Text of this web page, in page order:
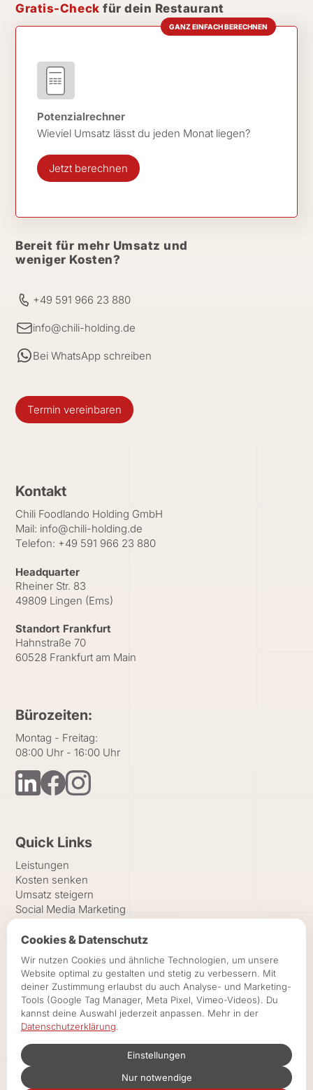
Bereit für mehr Umsatz und
weniger Kosten?
+49 591 966 23 880
info@chili-holding.de
Bei WhatsApp schreiben
Termin vereinbaren
Gratis-Check für dein Restaurant
Potenzialrechner
Wieviel Umsatz lässt du jeden Monat liegen?
Jetzt berechnen
GANZ EINFACH BERECHNEN
Kontakt
Chili Foodlando Holding GmbH
Mail: info@chili-holding.de
Telefon: +49 591 966 23 880
Headquarter
Rheiner Str. 83
49809 Lingen (Ems)
Standort Frankfurt
Hahnstraße 70
60528 Frankfurt am Main
Bürozeiten:
Montag - Freitag:
08:00 Uhr - 16:00 Uhr
Quick Links
Leistungen
Kosten senken
Umsatz steigern
Social Media Marketing
Speisekarten-Design
Google & Local SEO
Google Ads
Veranstaltungen & Catering
Recruiting & Employer Branding
Preise
Karriere
Referenzen
Kontakt
Sparpotenzial berechnen
Cookies & Datenschutz
Wir nutzen Cookies und ähnliche Technologien, um unsere
Website optimal zu gestalten und stetig zu verbessern. Mit
deiner Zustimmung erlaubst du auch Analyse- und Marketing-
Tools (Google Tag Manager, Meta Pixel, Vimeo-Videos). Du
kannst deine Auswahl jederzeit anpassen. Mehr in der
Datenschutzerklärung.
Einstellungen
Nur notwendige